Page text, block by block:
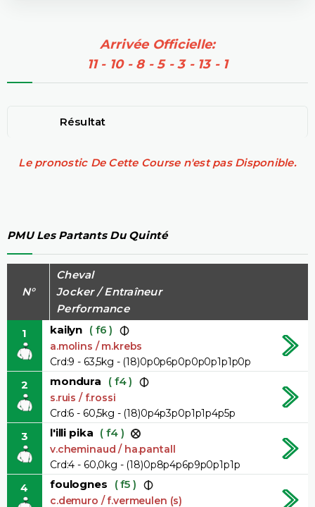
Arrivée Officielle:
11 - 10 - 8 - 5 - 3 - 13 - 1
Résultat
Le pronostic De Cette Course n'est pas Disponible.
PMU Les Partants Du Quinté
N°
Cheval
Jocker / Entraîneur
Performance
1
kailyn ( f6 )
a.molins / m.krebs
Crd:9 - 63,5kg - (18)0p0p6p0p0p0p1p1p0p
2 mondura ( f4 )
s.ruis / f.rossi
Crd:6 - 60,5kg - (18)0p4p3p0p1p1p4p5p
3 l'illi pika ( f4 )
v.cheminaud / ha.pantall
Crd:4 - 60,0kg - (18)0p8p4p6p9p0p1p1p
4 foulognes ( f5 )
c.demuro / f.vermeulen (s)